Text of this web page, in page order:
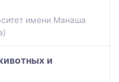
имени Манаша
и